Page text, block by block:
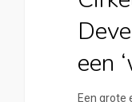
een
Een grote